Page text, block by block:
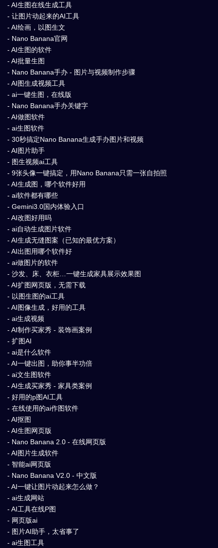
- AI生图在线生成工具
- 让图片动起来的AI工具
- AI绘画，以图生文
- Nano Banana官网
- AI生图的软件
- AI批量生图
- Nano Banana手办 - 图片与视频制作步骤
- AI图生成视频工具
- ai一键生图，在线版
- Nano Banana手办关键字
- AI做图软件
- ai生图软件
- 30秒搞定Nano Banana生成手办图片和视频
- AI图片助手
- 图生视频ai工具
- 9张头像一键搞定，用Nano Banana只需一张自拍照
- AI生成图，哪个软件好用
- ai软件都有哪些
- Gemini3.0国内体验入口
- AI改图好用吗
- ai自动生成图片软件
- AI生成无缝图案（已知的最优方案）
- AI出图用哪个软件好
- ai做图片的软件
- 沙发、床、衣柜…一键生成家具展示效果图
- AI扩图网页版，无需下载
- 以图生图的ai工具
- AI图像生成，好用的工具
- ai生成视频
- AI制作买家秀 - 装饰画案例
- 扩图AI
- ai是什么软件
- AI一键出图，助你事半功倍
- ai文生图软件
- AI生成买家秀 - 家具类案例
- 好用的p图AI工具
- 在线使用的ai作图软件
- AI抠图
- AI生图网页版
- Nano Banana 2.0 - 在线网页版
- AI图片生成软件
- 智能ai网页版
- Nano Banana V2.0 - 中文版
- AI一键让图片动起来怎么做？
- ai生成网站
- AI工具在线P图
- 网页版ai
- 图片AI助手，太省事了
- ai生图工具